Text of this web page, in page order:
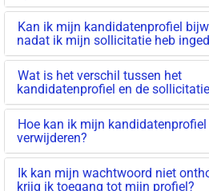
Kan ik mijn kandidatenprofiel
nadat ik mijn sollicitatie heb
Wat is het verschil tussen het
kandidatenprofiel en de
Hoe kan ik mijn kandidatenprofiel
verwijderen?
Ik kan mijn wachtwoord niet
krijg ik toegang tot mijn profiel?